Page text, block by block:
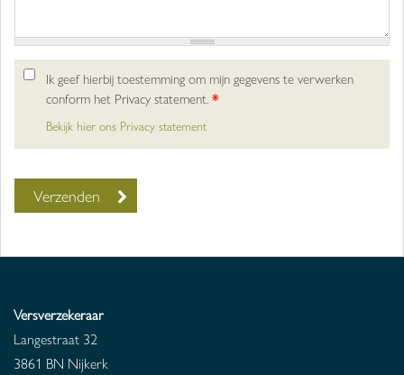
Ik geef hierbij toestemming om mijn gegevens te verwerken
conform het Privacy statement.*
Bekijk hier ons Privacy statement
Versverzekeraar
Langestraat 32
3861 BN Nijkerk